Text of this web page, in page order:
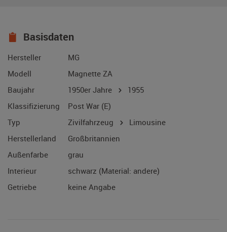
Basisdaten
Hersteller
MG
Modell
Magnette ZA
Baujahr
1950er Jahre
1955
Klassifizierung
Post War (E)
Typ
Zivilfahrzeug
Limousine
Herstellerland
Großbritannien
Außenfarbe
grau
Interieur
schwarz (Material: andere)
Getriebe
keine Angabe